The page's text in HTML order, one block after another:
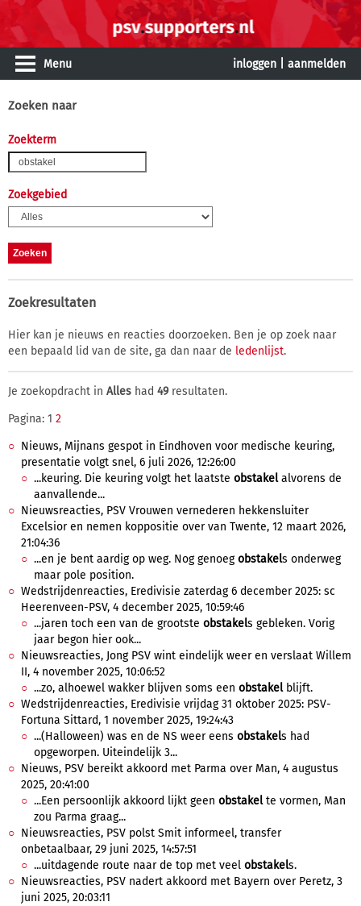
Menu inloggen aanmelden
Zoeken naar
Zoekterm
Zoekgebied
Zoekresultaten
Hier kan je nieuws en reacties doorzoeken. Ben je op zoek naar
een bepaald lid van de site, ga dan naar de ledenlijst.
Je zoekopdracht in Alles had 49resultaten.
Pagina: 1 2
Nieuws, Mijnans gespot in Eindhoven voor medische keuring,
presentatie volgt snel, 6 juli 2026, 12:26:00
...keuring. Die keuring volgt het laatste obstakelalvorens de
aanvallende...
Nieuwsreacties, PSV Vrouwen vernederen hekkensluiter
Excelsior en nemen koppositie over van Twente, 12 maart 2026,
21:04:36
...en je bent aardig op weg. Nog genoegobstakels onderweg
maar pole position.
Wedstrijdenreacties, Eredivisie zaterdag 6 december 2025: sc
Heerenveen-PSV, 4 december 2025, 10:59:46
...jaren toch een van de grootste obstakels gebleken. Vorig
jaar begon hier ook...
Nieuwsreacties, Jong PSV wint eindelijk weer en verslaat Willem
II, 4 november 2025, 10:06:52
...zo, alhoewel wakker blijven soms een obstakelblijft.
Wedstrijdenreacties, Eredivisie vrijdag 31 oktober 2025: PSV-
Fortuna Sittard, 1 november 2025, 19:24:43
...(Halloween) was en de NS weer eens obstakels had
opgeworpen. Uiteindelijk 3...
Nieuws, PSV bereikt akkoord met Parma over Man, 4 augustus
2025, 20:41:00
...Een persoonlijk akkoord lijkt geen obstakelte vormen, Man
zou Parma graag...
Nieuwsreacties, PSV polst Smit informeel, transfer
onbetaalbaar, 29 juni 2025, 14:57:51
...uitdagende route naar de top met veel obstakels.
Nieuwsreacties, PSV nadert akkoord met Bayern over Peretz, 3
juni 2025, 20:03:11